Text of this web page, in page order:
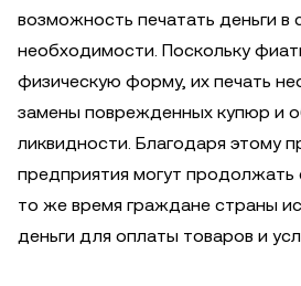
возможность печатать деньги в
необходимости. Поскольку
физическую форму, их печать
замены поврежденных купюр и
ликвидности. Благодаря этому
предприятия могут продолжать
то же время граждане страны
деньги для оплаты товаров и